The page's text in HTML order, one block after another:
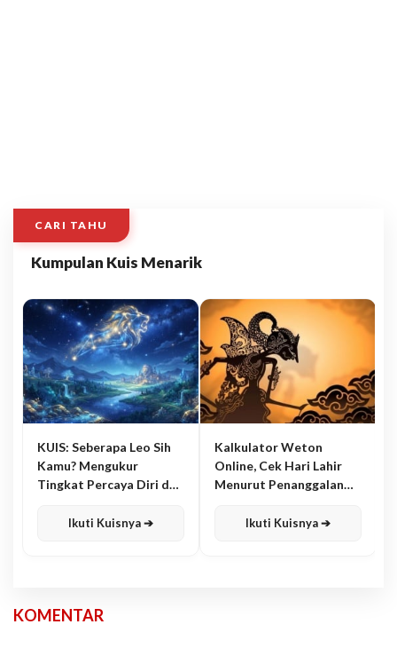
CARI TAHU
Kumpulan Kuis Menarik
KUIS: Seberapa Leo Sih
Kamu? Mengukur
Tingkat Percaya Diri dan
Ikuti Kuisnya ➔
Kalkulator Weton
Online, Cek Hari Lahir
Menurut Penanggalan
Ikuti Kuisnya ➔
KOMENTAR